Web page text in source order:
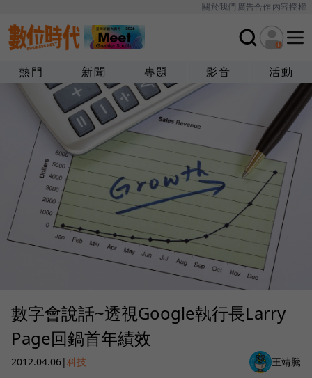
關於我們廣告合作內容授權
熱門 新聞 專題 影音 活動
數字會說話~透視Google執行長Larry
Page回鍋首年績效
2012.04.06|科技 王靖騰